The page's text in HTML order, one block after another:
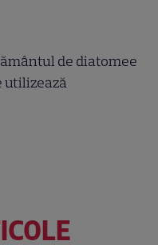
de diatomee
utilizează